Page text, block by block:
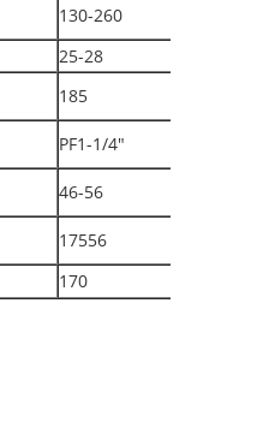
130-260
25-28
185
PF1-1/4"
46-56
17556
170